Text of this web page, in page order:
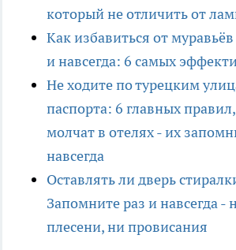
который не отличить от
Как избавиться от муравьёв
и навсегда: 6 самых
Не ходите по турецким
паспорта: 6 главных
молчат в отелях - их
навсегда
Оставлять ли дверь
Запомните раз и навсегда -
плесени, ни провисания